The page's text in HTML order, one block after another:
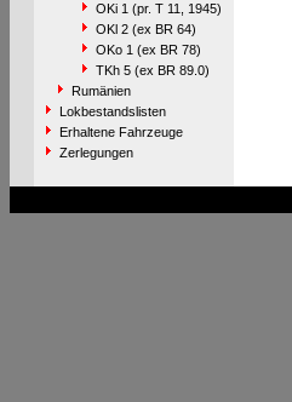
OKi 1 (pr. T 11, 1945)
OKl 2 (ex BR 64)
OKo 1 (ex BR 78)
TKh 5 (ex BR 89.0)
Rumänien
Lokbestandslisten
Erhaltene Fahrzeuge
Zerlegungen